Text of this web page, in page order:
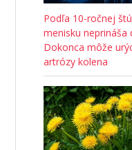
Podľa 10-ročnej
menisku neprináša
Dokonca môže
artrózy kolena